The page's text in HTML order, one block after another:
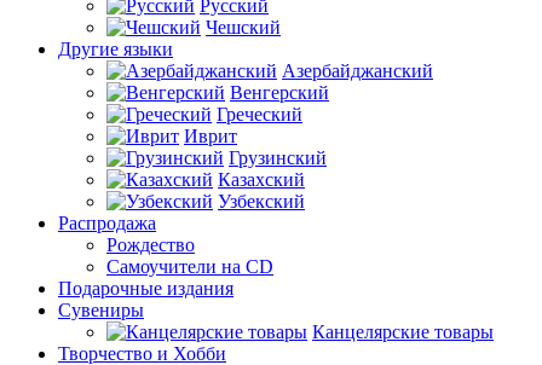
Русский
Чешский
Другие языки
Азербайджанский
Венгерский
Греческий
Иврит
Грузинский
Казахский
Узбекский
Распродажа
Рождество
Самоучители на CD
Подарочные издания
Сувениры
Канцелярские товары
Творчество и Хобби